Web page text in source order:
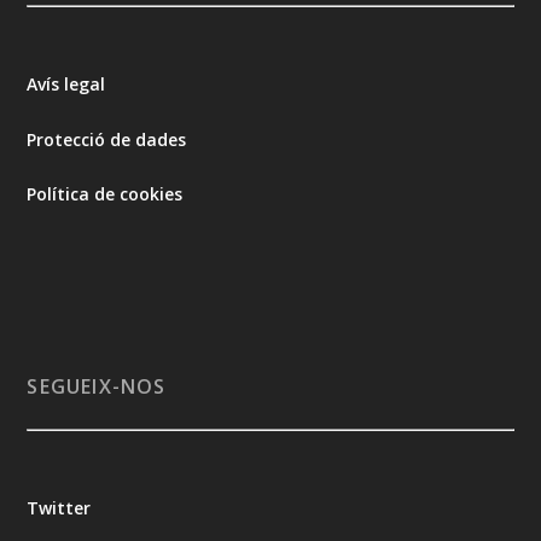
Avís legal
Protecció de dades
Política de cookies
SEGUEIX-NOS
Twitter